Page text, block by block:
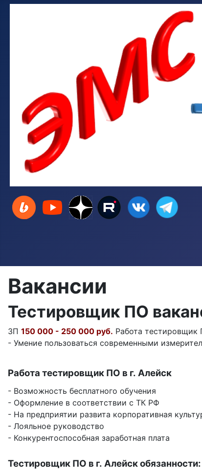
Вакансии
Тестировщик ПО
ЗП 150 000 - 250 000 руб. Работа тестировщик
- Умение пользоваться современными
Работа тестировщик ПО в г. Алейск
- Возможность бесплатного обучения
- Оформление в соответствии с ТК РФ
- На предприятии развита корпоративная
- Лояльное руководство
- Конкурентоспособная заработная плата
Тестировщик ПО в г. Алейск обязанности: